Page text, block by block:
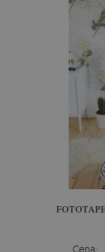
Cena: